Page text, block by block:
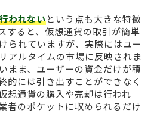
われないという点も大きな特徴
すると、仮想通貨の取引が簡単
られていますが、実際にはユー
アルタイムの市場に反映されま
まま、ユーザーの資金だけが積
的には引き出すことができなく
想通貨の購入や売却は行われ
者のポケットに収められるだけ